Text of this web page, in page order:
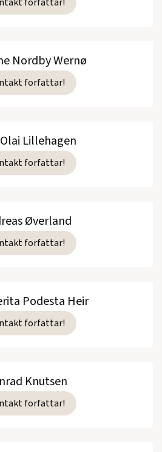
Nordby Wernø
forfattar!
Lillehagen
forfattar!
Øverland
forfattar!
Podesta Heir
forfattar!
Knutsen
forfattar!